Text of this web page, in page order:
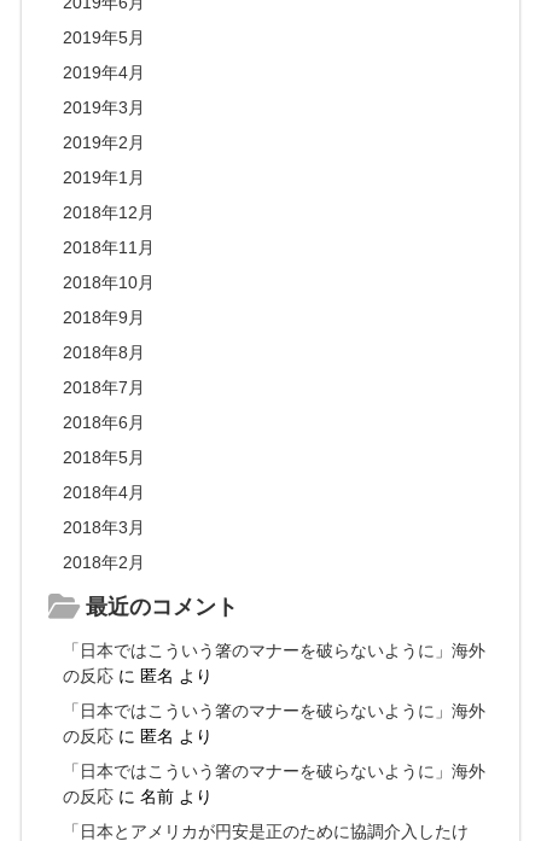
2019年5月
2019年4月
2019年3月
2019年2月
2019年1月
2018年12月
2018年11月
2018年10月
2018年9月
2018年8月
2018年7月
2018年6月
2018年5月
2018年4月
2018年3月
2018年2月
最近のコメント
「日本ではこういう箸のマナーを破らないように」海外
の反応 に 匿名 より
「日本ではこういう箸のマナーを破らないように」海外
の反応 に 匿名 より
「日本ではこういう箸のマナーを破らないように」海外
の反応 に名前 より
「日本とアメリカが円安是正のために協調介入したけ